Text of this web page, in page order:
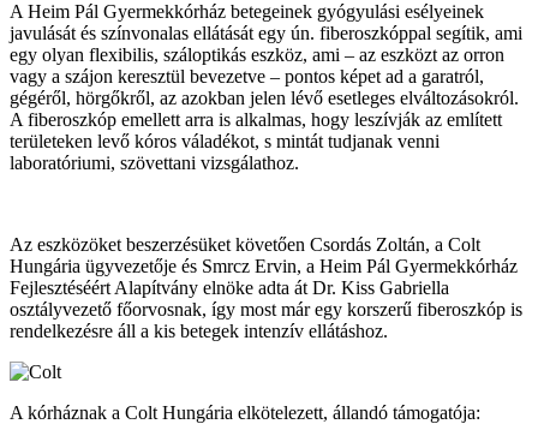
A Heim Pál Gyermekkórház betegeinek gyógyulási esélyeinek
javulását és színvonalas ellátását egy ún. fiberoszkóppal segítik, ami
egy olyan flexibilis, száloptikás eszköz, ami – az eszközt az orron
vagy a szájon keresztül bevezetve – pontos képet ad a garatról,
gégéről, hörgőkről, az azokban jelen lévő esetleges elváltozásokról.
A fiberoszkóp emellett arra is alkalmas, hogy leszívják az említett
területeken levő kóros váladékot, s mintát tudjanak venni
laboratóriumi, szövettani vizsgálathoz.
Az eszközöket beszerzésüket követően Csordás Zoltán, a Colt
Hungária ügyvezetője és Smrcz Ervin, a Heim Pál Gyermekkórház
Fejlesztéséért Alapítvány elnöke adta át Dr. Kiss Gabriella
osztályvezető főorvosnak, így most már egy korszerű fiberoszkóp is
rendelkezésre áll a kis betegek intenzív ellátáshoz.
A kórháznak a Colt Hungária elkötelezett, állandó támogatója: